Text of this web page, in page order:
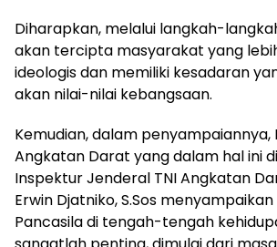
Diharapkan, melalui langkah-
akan tercipta masyarakat yang
ideologis dan memiliki kesadaran
akan nilai-nilai kebangsaan.
Kemudian, dalam penyampaiannya,
Angkatan Darat yang dalam hal ini
Inspektur Jenderal TNI Angkatan
Erwin Djatniko, S.Sos
Pancasila di tengah-tengah